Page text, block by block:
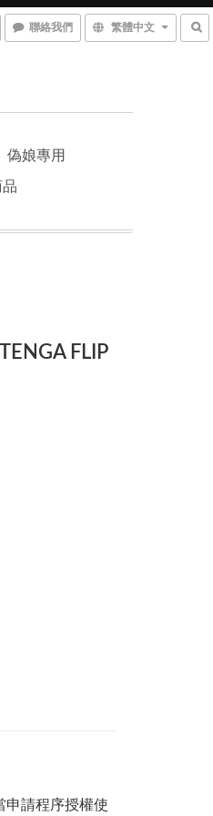
聯絡我們 繁體中文
偽娘專用
品
FLIP
申請程序授權使